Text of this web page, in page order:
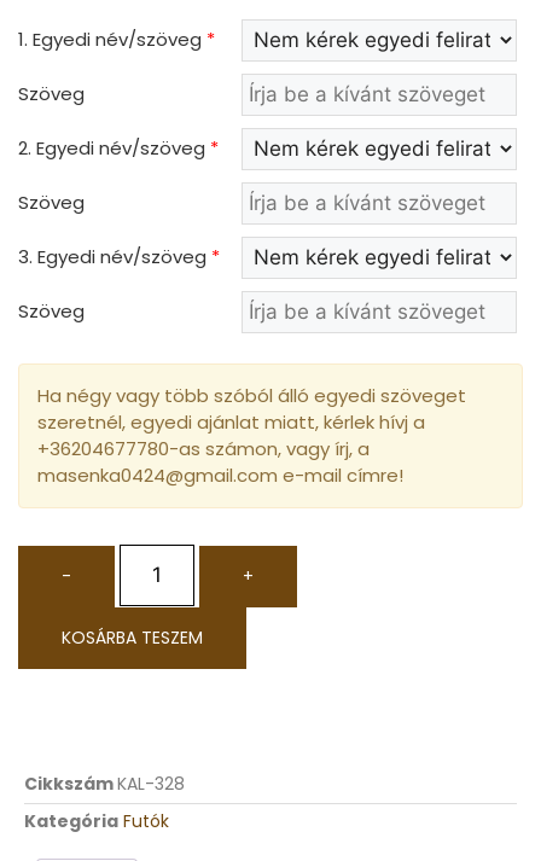
1. Egyedi név/szöveg *
Szöveg
2. Egyedi név/szöveg *
Szöveg
3. Egyedi név/szöveg *
Szöveg
Ha négy vagy több szóból álló egyedi szöveget
szeretnél, egyedi ajánlat miatt, kérlek hívj a
+36204677780-as számon, vagy írj, a
masenka0424@gmail.com e-mail címre!
- +
KOSÁRBA TESZEM
CikkszámKAL-328
Kategória Futók